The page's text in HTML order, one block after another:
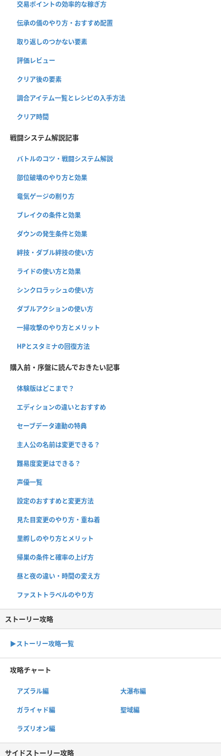
交易ポイントの効率的な稼ぎ方
伝承の儀のやり方・おすすめ配置
取り返しのつかない要素
評価レビュー
クリア後の要素
調合アイテム一覧とレシピの入手方法
クリア時間
戦闘システム解説記事
バトルのコツ・戦闘システム解説
部位破壊のやり方と効果
竜気ゲージの削り方
ブレイクの条件と効果
ダウンの発生条件と効果
絆技・ダブル絆技の使い方
ライドの使い方と効果
シンクロラッシュの使い方
ダブルアクションの使い方
一掃攻撃のやり方とメリット
HPとスタミナの回復方法
購入前・序盤に読んでおきたい記事
体験版はどこまで？
エディションの違いとおすすめ
セーブデータ連動の特典
主人公の名前は変更できる？
難易度変更はできる？
声優一覧
設定のおすすめと変更方法
見た目変更のやり方・重ね着
里孵しのやり方とメリット
帰巣の条件と確率の上げ方
昼と夜の違い・時間の変え方
ファストトラベルのやり方
ストーリー攻略
▶︎ストーリー攻略一覧
攻略チャート
アズラル編 大瀑布編
ガライャド編 聖域編
ラズリオン編
サイドストーリー攻略